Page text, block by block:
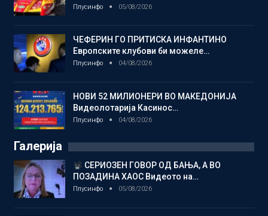
Плусинфо 05/08/2026
ЧЕФЕРИН ГО ПРИТИСКА ИНФАНТИНО
Европските клубови би можеле…
Плусинфо 04/08/2026
НОВИ 52 МИЛИОНЕРИ ВО МАКЕДОНИЈА
Видеолотарија Касинос…
Плусинфо 04/08/2026
Галерија
СЕРИОЗЕН ГОВОР ОД БАЊА, А ВО
ПОЗАДИНА ХАОС Видеото на…
Плусинфо 05/08/2026